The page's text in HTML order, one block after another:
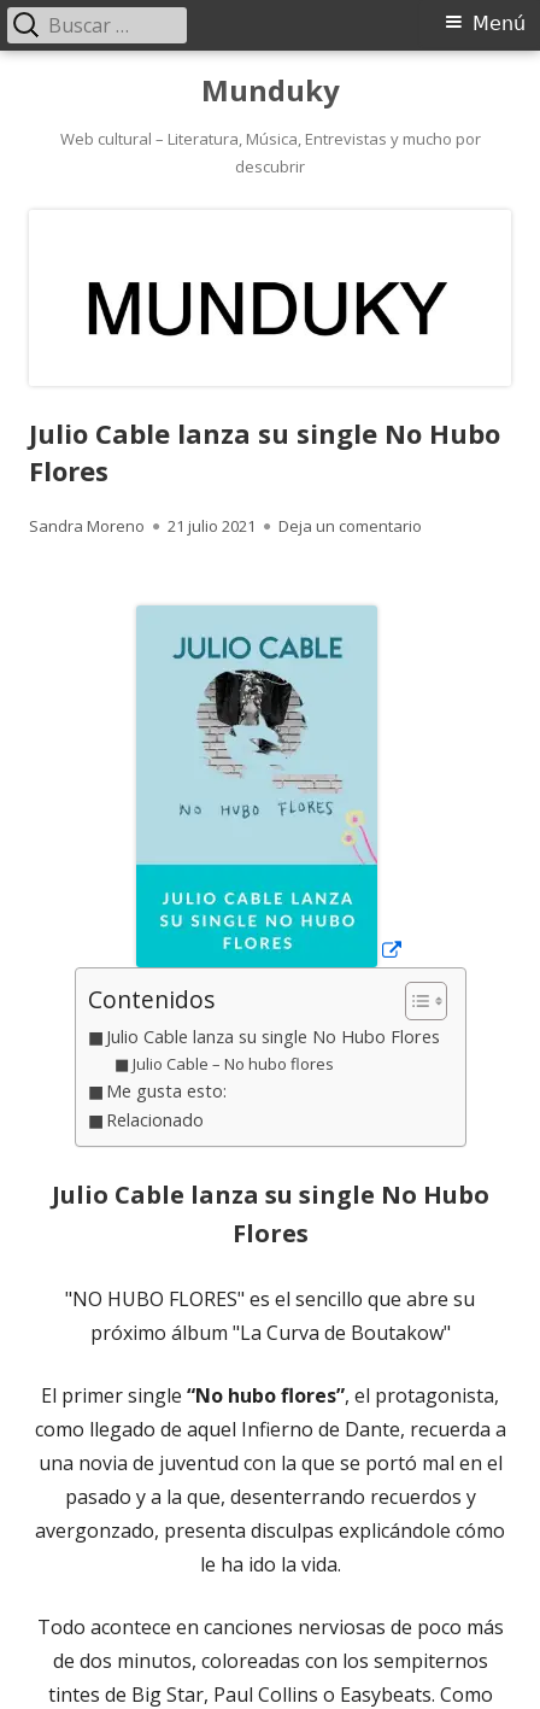
contenido
Munduky
Web cultural – Literatura, Música, Entrevistas y mucho por
descubrir
Menú
Menú
Buscar:
Julio Cable lanza su single No Hubo
Flores
Autor
Sandra Moreno
Publicado
21 julio 2021 Deja un comentario
Contenidos
Julio Cable lanza su single No Hubo Flores
Julio Cable – No hubo flores
Me gusta esto:
Relacionado
Julio Cable lanza su single No Hubo
Flores
"NO HUBO FLORES" es el sencillo que abre su
próximo álbum "La Curva de Boutakow"
El primer single “No hubo flores”, el protagonista,
como llegado de aquel Infierno de Dante, recuerda a
una novia de juventud con la que se portó mal en el
pasado y a la que, desenterrando recuerdos y
avergonzado, presenta disculpas explicándole cómo
le ha ido la vida.
Todo acontece en canciones nerviosas de poco más
de dos minutos, coloreadas con los sempiternos
tintes de Big Star, Paul Collins o Easybeats. Como